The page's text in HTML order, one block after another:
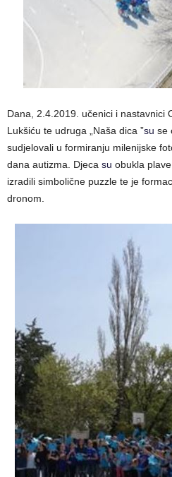
Dana, 2.4.2019. učenici i nastavnici
Lukšiću te udruga „Naša dica ”su se
sudjelovali u formiranju milenijske
dana autizma. Djeca su obukla
izradili simbolične puzzle te je
dronom.